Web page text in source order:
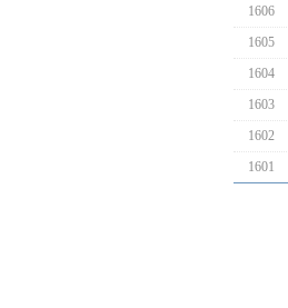
1606
1605
1604
1603
1602
1601